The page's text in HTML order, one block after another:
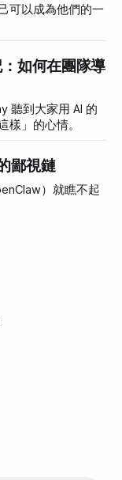
可以成為他們的一
如何在團隊導
聽到大家用 AI 的
樣」的心情。
鄙視鏈
）就瞧不起